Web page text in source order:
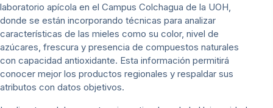
laboratorio apícola en el Campus Colchagua de la UOH,
donde se están incorporando técnicas para analizar
características de las mieles como su color, nivel de
azúcares, frescura y presencia de compuestos naturales
con capacidad antioxidante. Esta información permitirá
conocer mejor los productos regionales y respaldar sus
atributos con datos objetivos.